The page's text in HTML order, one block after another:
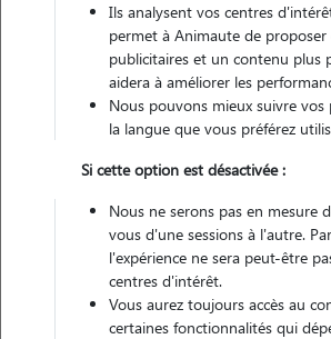
L'envoi d'une demande est sans
Ils analysent vos centres
permet à Animaute de proposer
publicitaires et un contenu plus
aidera à améliorer les
Nous pouvons mieux suivre vos
la langue que vous préférez
Si cette option est désactivée :
Nous ne serons pas en mesure
vous d'une sessions à l'autre.
l'expérience ne sera peut-être
centres d'intérêt.
Vous aurez toujours accès au
certaines fonctionnalités qui